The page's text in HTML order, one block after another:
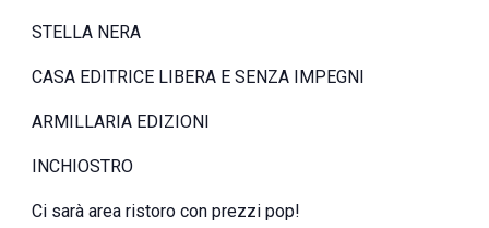
STELLA NERA
CASA EDITRICE LIBERA E SENZA IMPEGNI
ARMILLARIA EDIZIONI
INCHIOSTRO
Ci sarà area ristoro con prezzi pop!